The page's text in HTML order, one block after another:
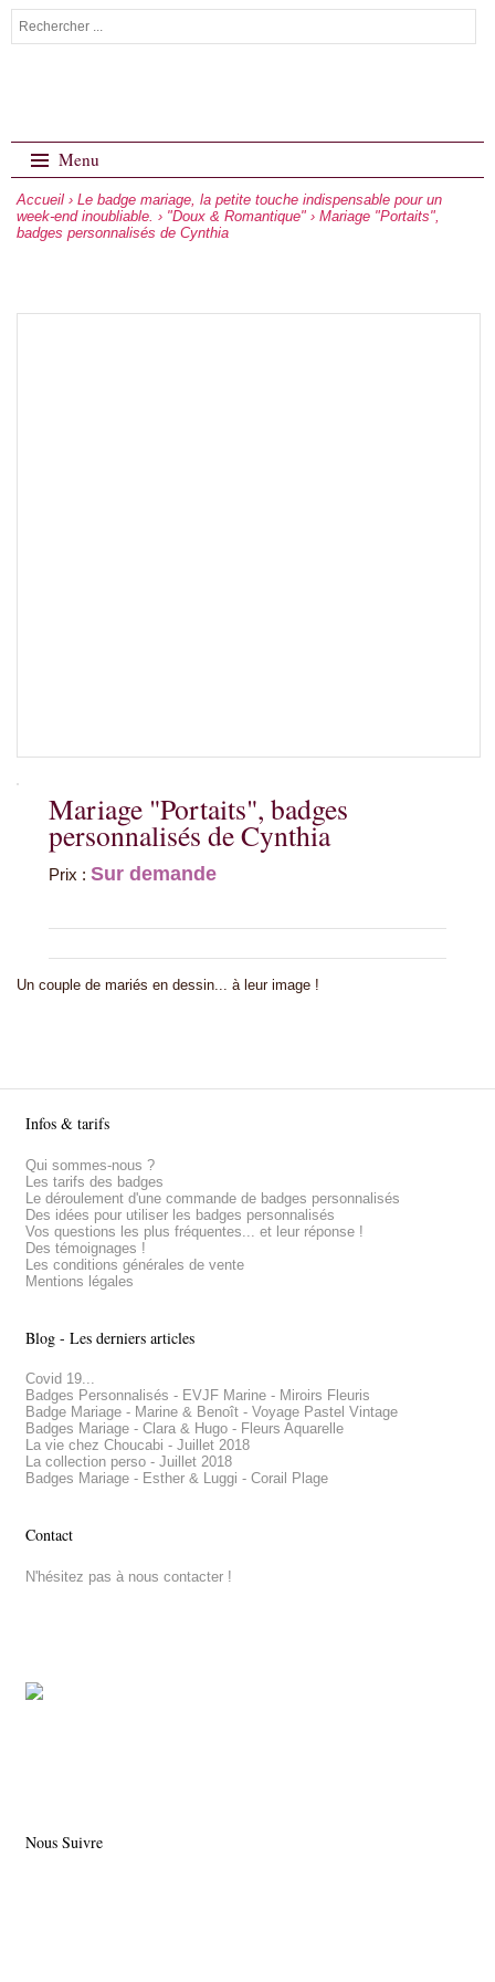
Menu
Accueil › Le badge mariage, la petite touche indispensable pour un
week-end inoubliable. › "Doux & Romantique" › Mariage "Portaits",
badges personnalisés de Cynthia
Mariage "Portaits", badges
personnalisés de Cynthia
Prix :Sur demande
Un couple de mariés en dessin... à leur image !
Infos & tarifs
Qui sommes-nous ?
Les tarifs des badges
Le déroulement d'une commande de badges personnalisés
Des idées pour utiliser les badges personnalisés
Vos questions les plus fréquentes... et leur réponse !
Des témoignages !
Les conditions générales de vente
Mentions légales
Blog - Les derniers articles
Covid 19...
Badges Personnalisés - EVJF Marine - Miroirs Fleuris
Badge Mariage - Marine & Benoît - Voyage Pastel Vintage
Badges Mariage - Clara & Hugo - Fleurs Aquarelle
La vie chez Choucabi - Juillet 2018
La collection perso - Juillet 2018
Badges Mariage - Esther & Luggi - Corail Plage
Contact
N'hésitez pas à nous contacter !
Nous Suivre